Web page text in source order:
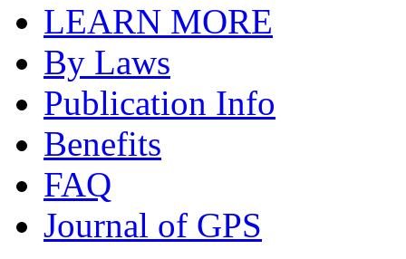
LEARN MORE
By Laws
Publication Info
Benefits
FAQ
Journal of GPS